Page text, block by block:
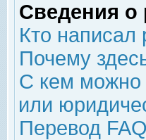
Сведения о
Кто написал
Почему
С кем можно
или
Перевод FAQ